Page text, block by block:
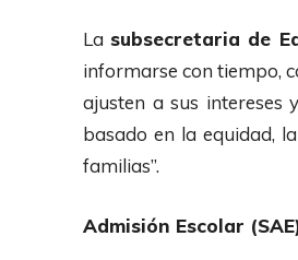
Lasubsecretaria de
informarse con tiempo,
ajusten a sus intereses
basado en la equidad,
familias”.
Admisión Escolar